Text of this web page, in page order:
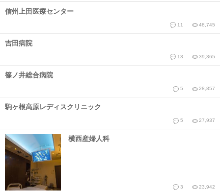
信州上田医療センター
11 48,745
吉田病院
13 39,365
篠ノ井総合病院
5 28,857
駒ヶ根高原レディスクリニック
5 27,937
横西産婦人科
3 23,942